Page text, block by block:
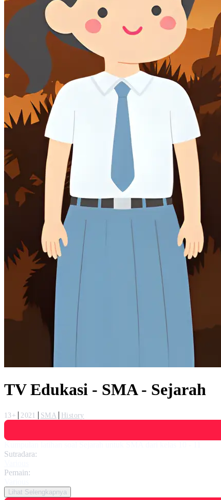
TV Edukasi - SMA - Sejarah
13+ 2021 SMA
History
Sutradara:
Pemain:
Lihat Selengkapnya